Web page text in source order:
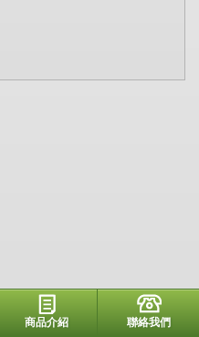
商品介紹 聯絡我們